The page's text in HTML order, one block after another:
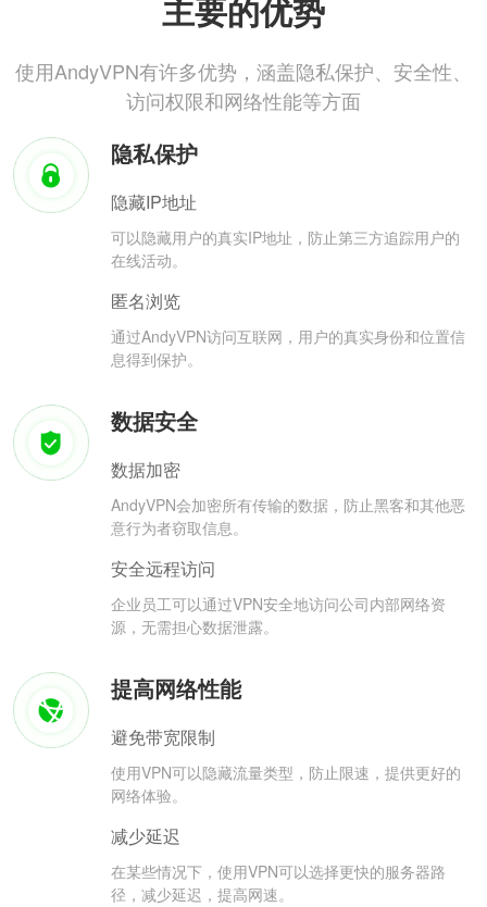
主要的优势
使用AndyVPN有许多优势，涵盖隐私保护、安全性、
访问权限和网络性能等方面
隐私保护
隐藏IP地址
可以隐藏用户的真实IP地址，防止第三方追踪用户的
在线活动。
匿名浏览
通过AndyVPN访问互联网，用户的真实身份和位置信
息得到保护。
数据安全
数据加密
AndyVPN会加密所有传输的数据，防止黑客和其他恶
意行为者窃取信息。
安全远程访问
企业员工可以通过VPN安全地访问公司内部网络资
源，无需担心数据泄露。
提高网络性能
避免带宽限制
使用VPN可以隐藏流量类型，防止限速，提供更好的
网络体验。
减少延迟
在某些情况下，使用VPN可以选择更快的服务器路
径，减少延迟，提高网速。